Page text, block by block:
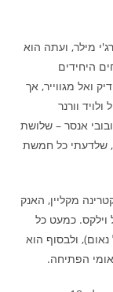
מילר, ועתה הוא
היחידים
ואל מגווייר, אך
וורנר
ובובי אנסר – שלושת
שלדעתי כל חמשת
מקליין, האנק
וילקס. כמעט כל
ולבסוף הוא
הפתיחה.